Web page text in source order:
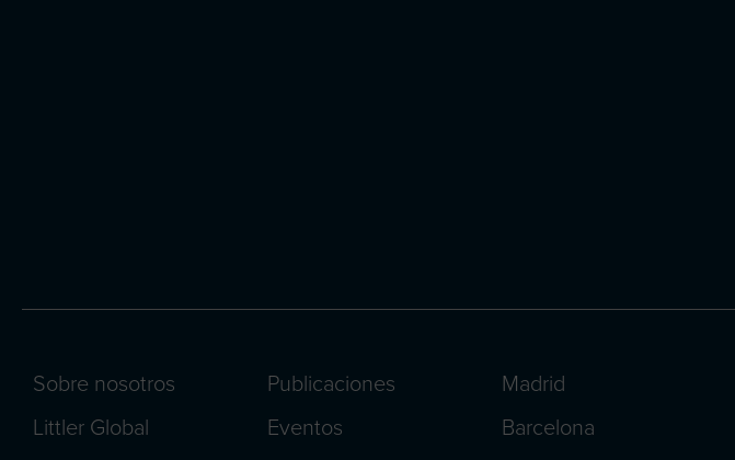
Sobre nosotros
Littler Global
Publicaciones
Eventos
Madrid
Barcelona